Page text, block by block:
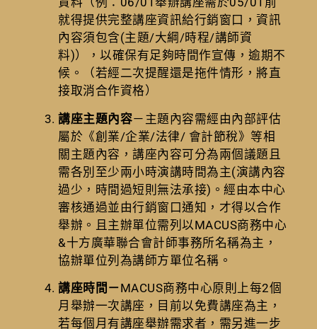
就得提供完整講座資訊給行銷窗口，資訊
內容須包含(主題/大綱/時程/講師資
料)），以確保有足夠時間作宣傳，逾期不
候。（若經二次提醒還是拖件情形，將直
接取消合作資格）
講座主題內容－主題內容需經由內部評估
屬於《創業/企業/法律/ 會計節稅》等相
關主題內容，講座內容可分為兩個議題且
需各別至少兩小時演講時間為主(演講內容
過少，時間過短則無法承接)。經由本中心
審核通過並由行銷窗口通知，才得以合作
舉辦。且主辦單位需列以MACUS商務中心
&十方廣華聯合會計師事務所名稱為主，
協辦單位列為講師方單位名稱。
講座時間－MACUS商務中心原則上每2個
月舉辦一次講座，目前以免費講座為主，
若每個月有講座舉辦需求者，需另進一步